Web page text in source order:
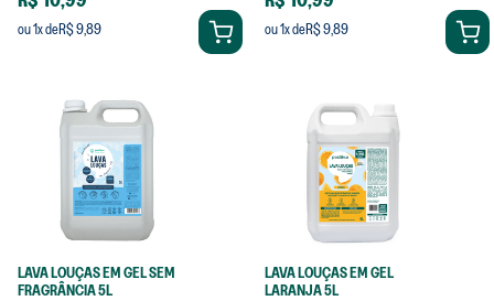
ou1x deR$ 9,89 ou1x deR$ 9,89
LAVA LOUÇAS EM GEL SEM
FRAGRÂNCIA 5L
LAVA LOUÇAS EM GEL
LARANJA 5L